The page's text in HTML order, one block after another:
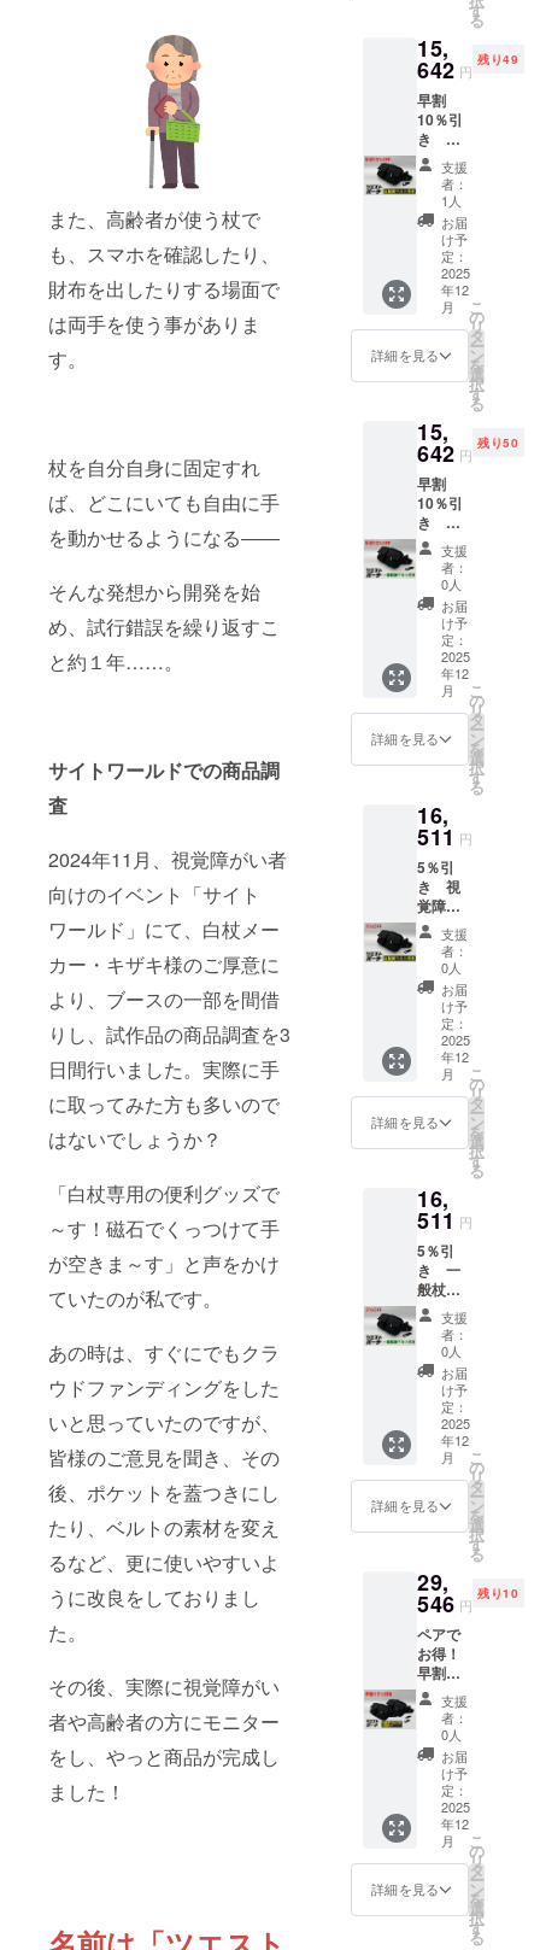
また、高齢者が使う杖で
も、スマホを確認したり、
財布を出したりする場面で
は両手を使う事がありま
す。
杖を自分自身に固定すれ
ば、どこにいても自由に手
を動かせるようになる――
そんな発想から開発を始
め、試行錯誤を繰り返すこ
と約１年……。
サイトワールドでの商品調
査
2024年11月、視覚障がい者
向けのイベント「サイト
ワールド」にて、白杖メー
カー・キザキ様のご厚意に
より、ブースの一部を間借
りし、試作品の商品調査を3
日間行いました。実際に手
に取ってみた方も多いので
はないでしょうか？
「白杖専用の便利グッズで
～す！磁石でくっつけて手
が空きま～す」と声をかけ
ていたのが私です。
あの時は、すぐにでもクラ
ウドファンディングをした
いと思っていたのですが、
皆様のご意見を聞き、その
後、ポケットを蓋つきにし
たり、ベルトの素材を変え
るなど、更に使いやすいよ
うに改良をしておりまし
た。
その後、実際に視覚障がい
者や高齢者の方にモニター
をし、やっと商品が完成し
ました！
だけま
す。
プポス
トを利
用する
予定で
す。住
所ラベ
ルはき
れいに
剥がせ
る仕様
なの
で、剥
がした
あとは
そのま
ま贈り
物とし
す。
の品】
発明主
婦 横
田洋子
さん考
案 震災
時で活
躍する
折り畳
み紙皿
の設計
図PDF
を添付
ファイ
ルでお
送り致
しま
す。 組
を、秋
篠宮佳
子様が
お持ち
帰りに
なった
ことも
ありま
す。 こ
のリ
ターン
は3,000
円・
5,000円
のリ
ターン
と同じ
す
る
15,
642 円
残り49
早割
10％引
き 視
覚障が
い者向
け 白
杖用ベ
ルト付
（シャ
フト直
径12～
15ｍ
ｍ）ツ
エスト
ポーチ
「本体
価格
15,800
円」-
「割引
価格
1,580円
(10%)」
=「リ
ターン
価格
14,220
円」
（税
抜） 商
品サイ
ズ ツエ
縦16㎝×
横28㎝×
横幅9㎝
290g 白
杖用ベ
ル
ト
幅
30mm×
長さ
80mm
9.4g ・
このリ
ターン
金額に
は送料
が含ま
クリッ
プポス
用する
予定で
す。住
所ラベ
ルはき
れいに
剥がせ
る仕様
なの
で、剥
がした
あとは
ま贈り
物とし
だけま
す。
支援
者：
1人
お届
け予
定：
2025
年12
月
詳細を見る
こ
の
リ
タ
ー
ン
を
選
択
す
る
15,
642 円
残り50
早割
10％引
き 一
般杖用
ベルト
付き
（シャ
フト直
径16～
19ｍ
ｍ）ツ
エスト
ポーチ
セット
※直径の
太い白
はこち
らをご
利用く
ださ
い。
「本体
価格
15,800
円」-
「割引
価格
1,580円
(10%)」
=「リ
ターン
価格
14,220
品サイ
ズ ツエ
スト
ポーチ
本体
縦16㎝×
横28㎝×
横幅9㎝
290g 一
般杖用
ベル
ト
幅
30mm×
長さ
80mm
9.5g ・
は送料
が含ま
ます。
発送は
クリッ
プポス
トを利
用する
予定で
す。住
所ラベ
ルはき
れいに
剥がせ
なの
で、剥
支援
者：
0人
お届
け予
定：
2025
年12
月
詳細を見る
こ
の
リ
タ
ー
ン
を
選
択
す
る
16,
511 円
5％引
き 視
覚障が
い者向
け 白
杖用ベ
ルト付
（シャ
フト直
径12～
15ｍ
ｍ）ツ
エスト
ポーチ
セット
価格
15,800
円」-
「割引
価格790
円
(5%)」
=「リ
ターン
価格
15,010
円」
（税
抜） 商
品サイ
ズ ツエ
スト
縦16㎝×
横28㎝×
横幅9㎝
290g 白
杖用ベ
ル
ト
幅
30mm×
長さ
80mm
9.4g ・
このリ
ターン
金額に
は送料
が含ま
れてい
支援
者：
0人
お届
け予
定：
2025
年12
月
詳細を見る
こ
の
リ
タ
ー
ン
を
選
択
す
る
16,
511 円
5％引
き 一
般杖用
ベルト
付き
（シャ
フト直
径16～
19ｍ
ｍ）
ツエス
トポー
チセッ
ト ※直
径の太
い白杖
こちら
をご利
用くだ
さい。
「本体
価格
15,800
円」-
「割引
価格790
(5%)」
=「リ
ターン
価格
15,010
円」
支援
者：
0人
お届
け予
定：
2025
年12
月
詳細を見る
こ
の
リ
タ
ー
ン
を
選
択
す
る
29,
546 円
残り10
ペアで
お得！
早割
15％引
き 白
杖用ベ
ルト付
（シャ
フト直
径12～
15ｍ
ｍ） ツ
エスト
ポーチ
セット
支援
者：
0人
お届
け予
定：
2025
年12
月
詳細を見る
こ
の
リ
タ
ー
ン
を
選
択
す
る